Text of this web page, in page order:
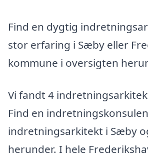
Find en dygtig
stor erfaring i Sæby eller
kommune i oversigten
Vi fandt 4
Find en
indretningsarkitekt i Sæby
herunder. I hele